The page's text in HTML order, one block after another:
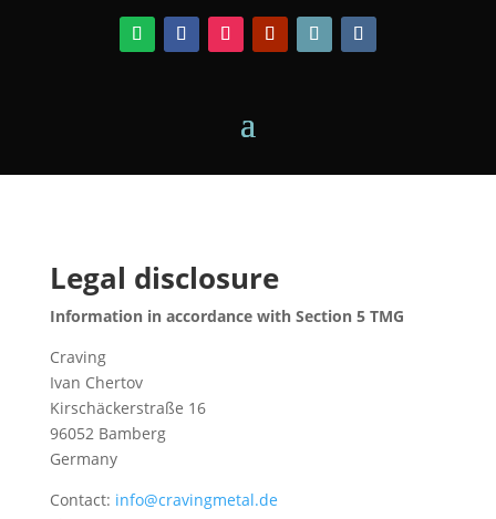
Legal disclosure
Information in accordance with Section 5 TMG
Craving
Ivan Chertov
Kirschäckerstraße 16
96052 Bamberg
Germany
Contact: info@cravingmetal.de